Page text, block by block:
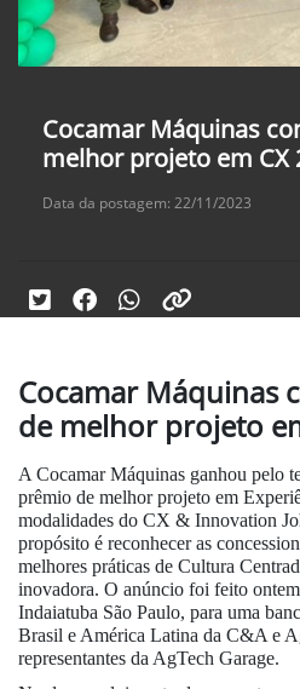
Cocamar Máquinas
melhor projeto em CX
Data da postagem: 22/11/2023
Cocamar Máquinas
de melhor projeto
A Cocamar Máquinas ganhou pelo
prêmio de melhor projeto em
modalidades do CX & Innovation
propósito é reconhecer as
melhores práticas de Cultura
inovadora. O anúncio foi feito
Indaiatuba São Paulo, para uma
Brasil e América Latina da C&A e
representantes da AgTech Garage.